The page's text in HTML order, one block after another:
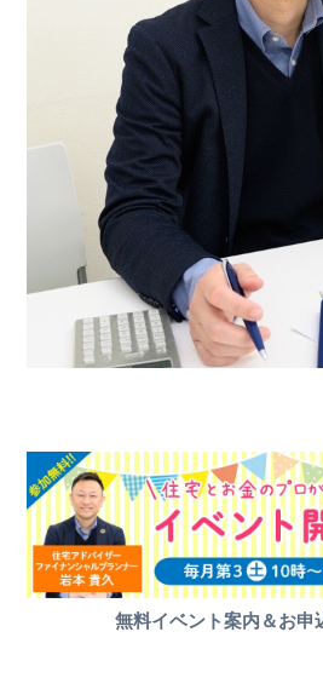
無料イベント案内＆お申